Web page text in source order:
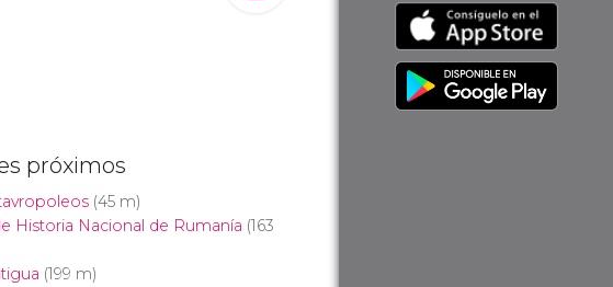
próximos
(45 m)
Historia Nacional de Rumanía (163
(199 m)